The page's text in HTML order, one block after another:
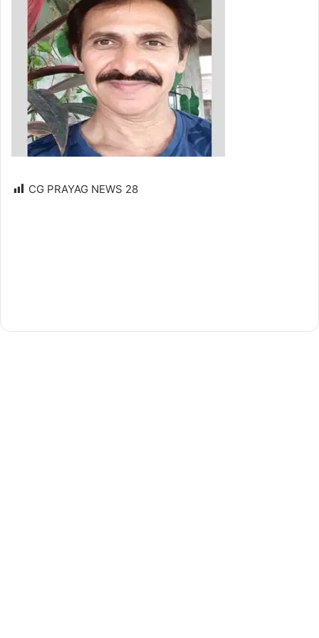
CG PRAYAG NEWS 28